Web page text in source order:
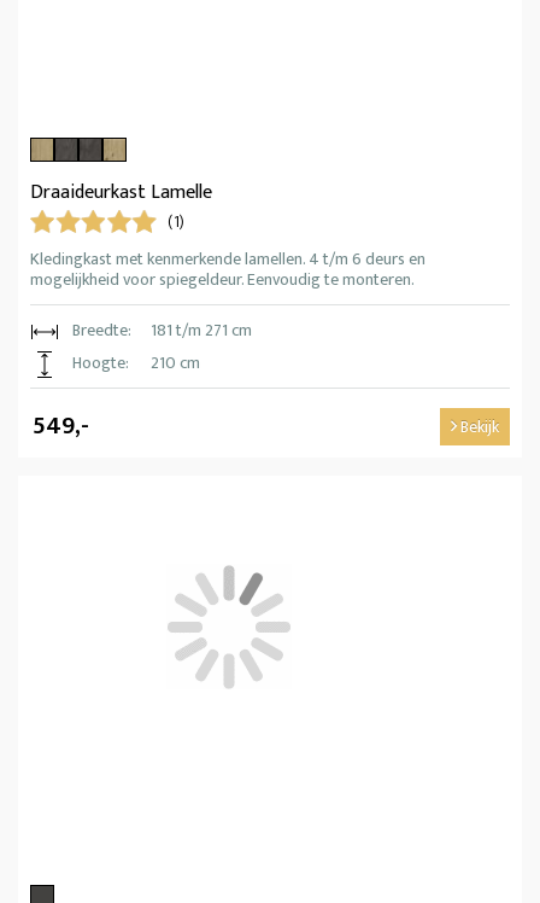
Draaideurkast Lamelle
(1)
Kledingkast met kenmerkende lamellen. 4 t/m 6 deurs en
mogelijkheid voor spiegeldeur. Eenvoudig te monteren.
Breedte:
181 t/m 271 cm
Hoogte:
210 cm
549,- Bekijk